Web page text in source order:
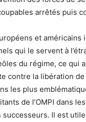
arrêtés puis
et américains
qui le servent à
du régime, ce qui
contre la libération de
les plus
de l’OMPI dans
Il est